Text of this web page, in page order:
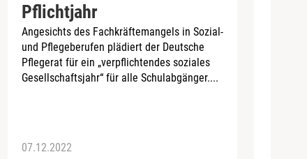
Pflichtjahr
Angesichts des Fachkräftemangels in Sozial-
und Pflegeberufen plädiert der Deutsche
Pflegerat für ein „verpflichtendes soziales
Gesellschaftsjahr“ für alle Schulabgänger....
07.12.2022